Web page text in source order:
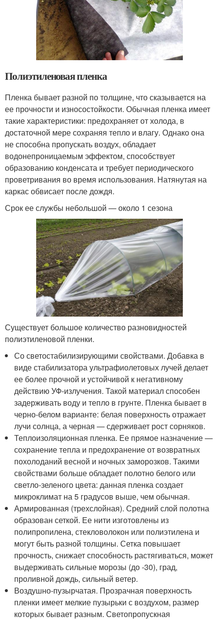
Полиэтиленовая пленка
Пленка бывает разной по толщине, что сказывается на
ее прочности и износостойкости. Обычная пленка имеет
такие характеристики: предохраняет от холода, в
достаточной мере сохраняя тепло и влагу. Однако она
не способна пропускать воздух, обладает
водонепроницаемым эффектом, способствует
образованию конденсата и требует периодического
проветривания во время использования. Натянутая на
каркас обвисает после дождя.
Срок ее службы небольшой — около 1 сезона
Существует большое количество разновидностей
полиэтиленовой пленки.
Со светостабилизирующими свойствами. Добавка в
виде стабилизатора ультрафиолетовых лучей делает
ее более прочной и устойчивой к негативному
действию УФ-излучения. Такой материал способен
задерживать воду и тепло в грунте. Пленка бывает в
черно-белом варианте: белая поверхность отражает
лучи солнца, а черная — сдерживает рост сорняков.
Теплоизоляционная пленка. Ее прямое назначение —
сохранение тепла и предохранение от возвратных
похолоданий весной и ночных заморозков. Такими
свойствами больше обладает полотно белого или
светло-зеленого цвета: данная пленка создает
микроклимат на 5 градусов выше, чем обычная.
Армированная (трехслойная). Средний слой полотна
образован сеткой. Ее нити изготовлены из
полипропилена, стекловолокон или полиэтилена и
могут быть разной толщины. Сетка повышает
прочность, снижает способность растягиваться, может
выдерживать сильные морозы (до -30), град,
проливной дождь, сильный ветер.
Воздушно-пузырчатая. Прозрачная поверхность
пленки имеет мелкие пузырьки с воздухом, размер
которых бывает разным. Светопропускная